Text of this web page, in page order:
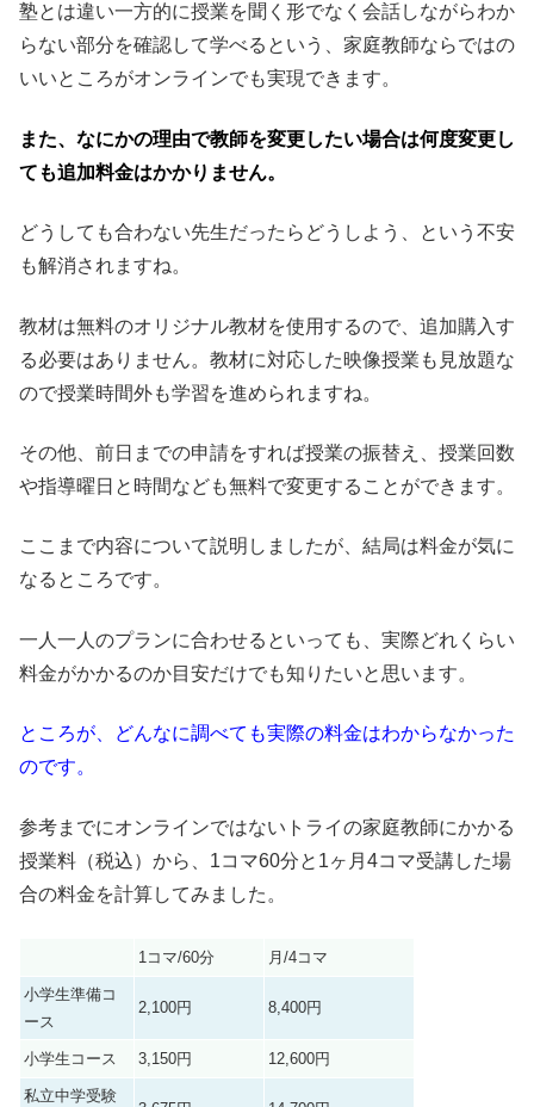
塾とは違い一方的に授業を聞く形でなく会話しながらわか
らない部分を確認して学べるという、家庭教師ならではの
いいところがオンラインでも実現できます。
また、なにかの理由で教師を変更したい場合は何度変更し
ても追加料金はかかりません。
どうしても合わない先生だったらどうしよう、という不安
も解消されますね。
教材は無料のオリジナル教材を使用するので、追加購入す
る必要はありません。教材に対応した映像授業も見放題な
ので授業時間外も学習を進められますね。
その他、前日までの申請をすれば授業の振替え、授業回数
や指導曜日と時間なども無料で変更することができます。
ここまで内容について説明しましたが、結局は料金が気に
なるところです。
一人一人のプランに合わせるといっても、実際どれくらい
料金がかかるのか目安だけでも知りたいと思います。
ところが、どんなに調べても実際の料金はわからなかった
のです。
参考までにオンラインではないトライの家庭教師にかかる
授業料（税込）から、1コマ60分と1ヶ月4コマ受講した場
合の料金を計算してみました。
1コマ/60分 月/4コマ
小学生準備コ
ース
2,100円 8,400円
小学生コース 3,150円 12,600円
私立中学受験